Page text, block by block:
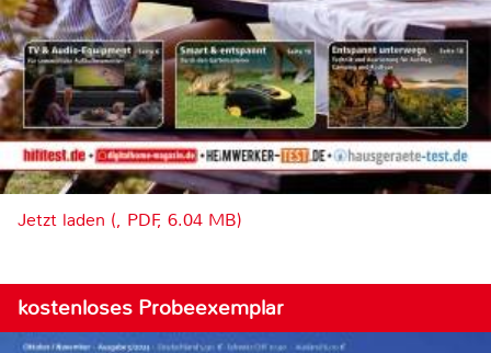
Jetzt laden (, PDF, 6.04 MB)
kostenloses Probeexemplar